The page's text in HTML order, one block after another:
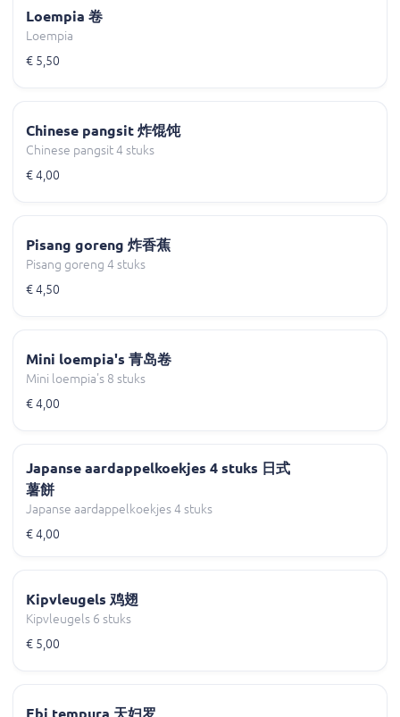
Loempia 卷
Loempia
€ 5,50
Chinese pangsit 炸馄饨
Chinese pangsit 4 stuks
€ 4,00
Pisang goreng 炸香蕉
Pisang goreng 4 stuks
€ 4,50
Mini loempia's 青岛卷
Mini loempia's 8 stuks
€ 4,00
Japanse aardappelkoekjes 4 stuks 日式
薯餅
Japanse aardappelkoekjes 4 stuks
€ 4,00
Kipvleugels 鸡翅
Kipvleugels 6 stuks
€ 5,00
Ebi tempura 天妇罗